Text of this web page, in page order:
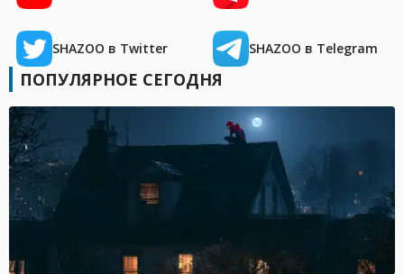
SHAZOO в Twitter SHAZOO в Telegram
ПОПУЛЯРНОЕ СЕГОДНЯ